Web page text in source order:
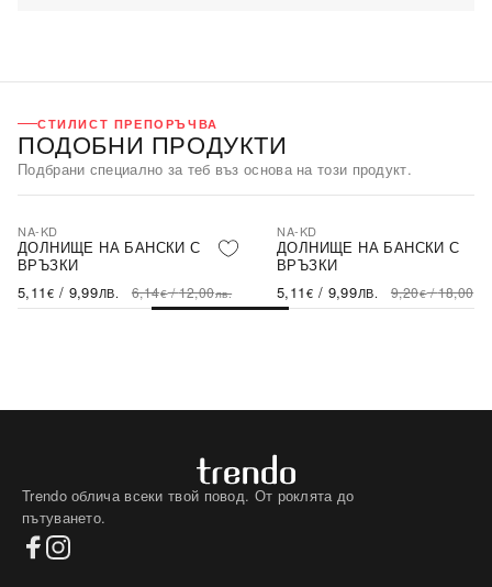
СТИЛИСТ ПРЕПОРЪЧВА
ПОДОБНИ ПРОДУКТИ
Подбрани специално за теб въз основа на този продукт.
-17%
NA-KD
ДОЛНИЩЕ НА БАНСКИ С
ВРЪЗКИ
5,11 € / 9,99ЛВ. 6,14€/12,00лв.
-45% SALE
NA-KD
ДОЛНИЩЕ НА БАНСКИ С
ВРЪЗКИ
5,11 € / 9,99ЛВ. 9,20€/18,00
Trendo облича всеки твой повод. От роклята до
пътуването.